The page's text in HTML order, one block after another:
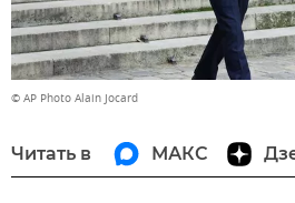
© AP Photo Alain Jocard
Читать в МАКС